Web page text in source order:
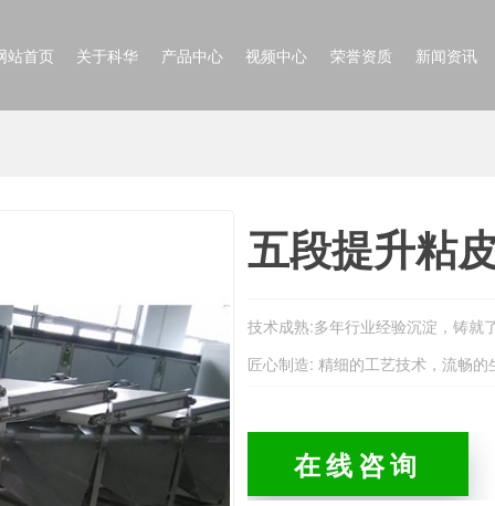
站首页 关于科华 产品中心 视频中心 荣誉资质 新闻资讯
五段提升粘
技术成熟:多年行业经验沉淀，铸就
匠心制造: 精细的工艺技术，流畅
在线咨询